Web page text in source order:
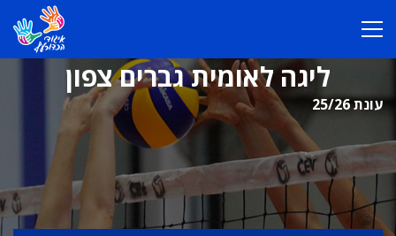
ליגה לאומית גברים צפון
עונת 25/26